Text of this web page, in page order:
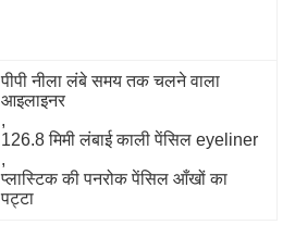
पीपी नीला लंबे समय तक चलने वाला
आइलाइनर
,
126.8 मिमी लंबाई काली पेंसिल eyeliner
,
प्लास्टिक की पनरोक पेंसिल आँखों का
पट्टा